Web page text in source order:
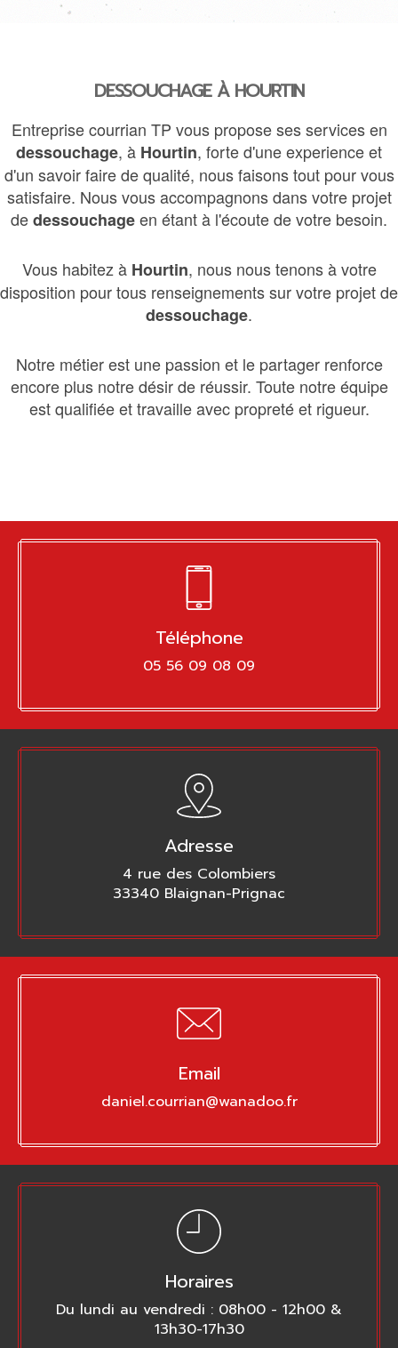
DESSOUCHAGE À HOURTIN
Entreprise courrian TP vous propose ses services en
dessouchage, à Hourtin, forte d'une experience et
d'un savoir faire de qualité, nous faisons tout pour vous
satisfaire. Nous vous accompagnons dans votre projet
dedessouchageen étant à l'écoute de votre besoin.
Vous habitez à Hourtin, nous nous tenons à votre
disposition pour tous renseignements sur votre projet de
dessouchage.
Notre métier est une passion et le partager renforce
encore plus notre désir de réussir. Toute notre équipe
est qualifiée et travaille avec propreté et rigueur.
Téléphone
05 56 09 08 09
Adresse
4 rue des Colombiers
33340 Blaignan-Prignac
Email
daniel.courrian@wanadoo.fr
Horaires
Du lundi au vendredi : 08h00 - 12h00 &
13h30-17h30